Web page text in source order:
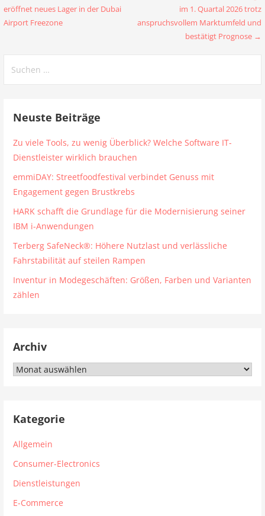
eröffnet neues Lager in der Dubai
Airport Freezone
im 1. Quartal 2026 trotz
anspruchsvollem Marktumfeld und
bestätigt Prognose →
nach:
Neuste Beiträge
Zu viele Tools, zu wenig Überblick? Welche Software IT-
Dienstleister wirklich brauchen
emmiDAY: Streetfoodfestival verbindet Genuss mit
Engagement gegen Brustkrebs
HARK schafft die Grundlage für die Modernisierung seiner
IBM i-Anwendungen
Terberg SafeNeck®: Höhere Nutzlast und verlässliche
Fahrstabilität auf steilen Rampen
Inventur in Modegeschäften: Größen, Farben und Varianten
zählen
Archiv
Archiv
Kategorie
Allgemein
Consumer-Electronics
Dienstleistungen
E-Commerce